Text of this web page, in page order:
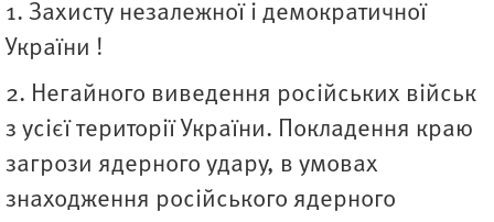
1. Захисту незалежної і демократичної
України !
2. Негайного виведення російських військ
з усієї території України. Покладення краю
загрози ядерного удару, в умовах
знаходження російського ядерного